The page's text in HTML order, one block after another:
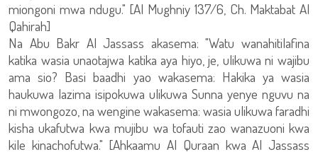
miongoni mwa ndugu." [Al Mughniy 137/6, Ch. Maktabat Al
Qahirah]
Na Abu Bakr Al Jassass akasema: "Watu wanahitilafina
katika wasia unaotajwa katika aya hiyo, je, ulikuwa ni wajibu
ama sio? Basi baadhi yao wakasema: Hakika ya wasia
haukuwa lazima isipokuwa ulikuwa Sunna yenye nguvu na
ni mwongozo, na wengine wakasema: wasia ulikuwa faradhi
kisha ukafutwa kwa mujibu wa tofauti zao wanazuoni kwa
kile kinachofutwa." [Ahkaamu Al Quraan kwa Al Jassass